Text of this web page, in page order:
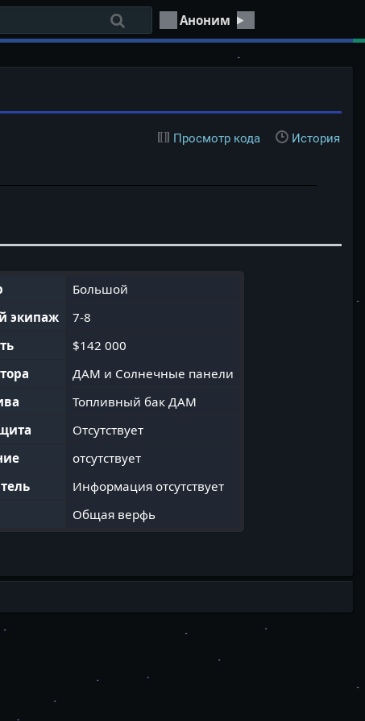
Аноним
Просмотр кода История
Большой
экипаж
7-8
$142 000
ДАМ и Солнечные панели
Топливный бак ДАМ
Отсутствует
отсутствует
Информация отсутствует
Общая верфь